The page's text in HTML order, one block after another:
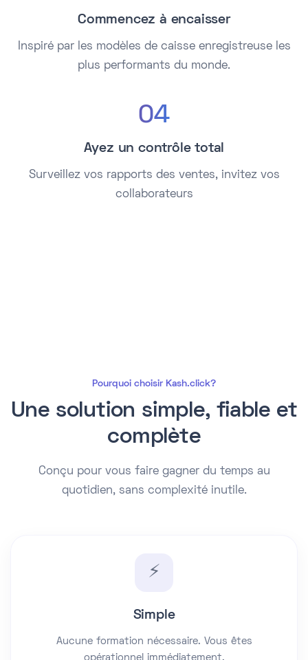
Commencez à encaisser
Inspiré par les modèles de caisse enregistreuse les
plus performants du monde.
04
Ayez un contrôle total
Surveillez vos rapports des ventes, invitez vos
collaborateurs
Pourquoi choisir Kash.click?
Une solution simple, fiable et
complète
Conçu pour vous faire gagner du temps au
quotidien, sans complexité inutile.
⚡
Simple
Aucune formation nécessaire. Vous êtes
opérationnel immédiatement.